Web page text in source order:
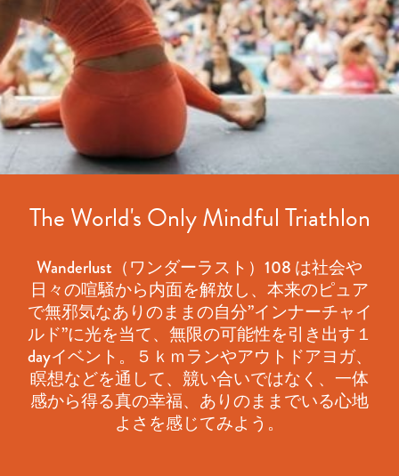
The World's Only Mindful Triathlon
Wanderlust（ワンダーラスト）108 は社会や
日々の喧騒から内面を解放し、本来のピュア
で無邪気なありのままの自分”インナーチャイ
ルド”に光を当て、無限の可能性を引き出す１
dayイベント。５ｋｍランやアウトドアヨガ、
瞑想などを通して、競い合いではなく、一体
感から得る真の幸福、ありのままでいる心地
よさを感じてみよう。